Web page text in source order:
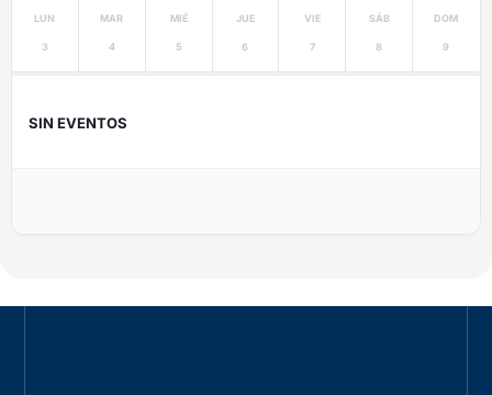
LUN
3
MAR
4
MIÉ
5
JUE
6
VIE
7
SÁB
8
DOM
9
SIN EVENTOS